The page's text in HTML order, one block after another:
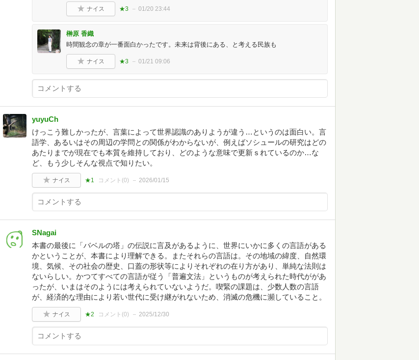
ナイス ★3 01/20 23:44
榊原 香織
時間観念の章が一番面白かったです。未来は背後にある、と考える民族も
ナイス ★3 01/21 09:06
yuyuCh
けっこう難しかったが、言葉によって世界認識のありようが違う…というのは面白い。言
語学、あるいはその周辺の学問との関係がわからないが、例えばソシュールの研究はどの
あたりまでが現在でも本質を維持しており、どのような意味で更新ｓれているのか…な
ど、もう少しそんな視点で知りたい。
ナイス ★1 コメント(0) 2026/01/15
SNagai
本書の最後に「バベルの塔」の伝説に言及があるように、世界にいかに多くの言語がある
かということが、本書により理解できる。またそれらの言語は。その地域の緯度、自然環
境、気候、その社会の歴史、口蓋の形状等によりそれぞれの在り方があり、単純な法則は
ないらしい。かつてすべての言語が従う「普遍文法」というものが考えられた時代ががあ
ったが、いまはそのようには考えられていないようだ。喫緊の課題は、少数人数の言語
が、経済的な理由により若い世代に受け継がれないため、消滅の危機に瀕していること。
ナイス ★2 コメント(0) 2025/12/30